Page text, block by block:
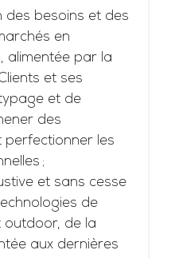
des besoins et des
en
alimentée par la
et ses
et de
des
perfectionner les
;
et sans cesse
de
outdoor, de la
aux dernières